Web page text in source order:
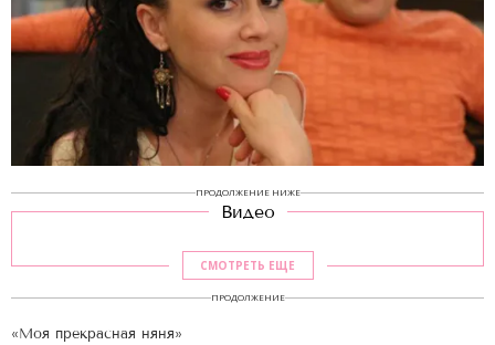
ПРОДОЛЖЕНИЕ НИЖЕ
Видео
СМОТРЕТЬ ЕЩЕ
ПРОДОЛЖЕНИЕ
«Моя прекрасная няня»